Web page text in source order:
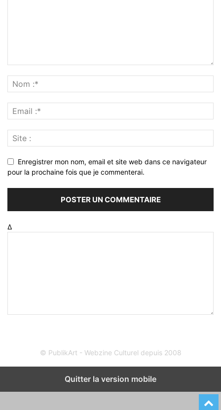
Enregistrer mon nom, email et site web dans ce navigateur
pour la prochaine fois que je commenterai.
Δ
© PublikArt - Webzine Culturel depuis 2008
Quitter la version mobile